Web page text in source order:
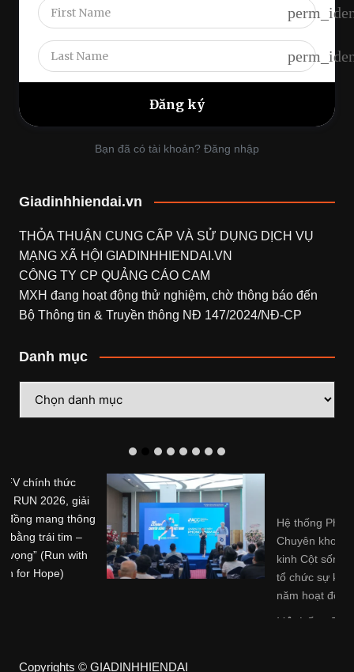
Bạn đã có tài khoản? Đăng nhập
Giadinhhiendai.vn
THỎA THUẬN CUNG CẤP VÀ SỬ DỤNG DỊCH VỤ
MẠNG XÃ HỘI GIADINHHIENDAI.VN
CÔNG TY CP QUẢNG CÁO CAM
MXH đang hoạt động thử nghiệm, chờ thông báo đến
Bộ Thông tin & Truyền thông NĐ 147/2024/NĐ-CP
Danh mục
mục
Hệ thống Phòng khám
Chuyên khoa Trị liệu Thần
kinh Cột sống Hoa Kỳ (ACC)
tổ chức sự kiện kỷ niệm 20
năm hoạt động tại Việt Nam
Hệ thống Phòng khám ...